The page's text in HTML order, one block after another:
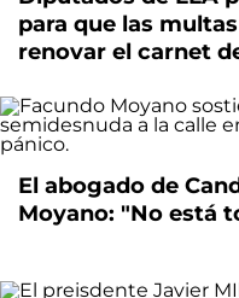
para que las
renovar el carnet
El abogado de
Moyano: "No está